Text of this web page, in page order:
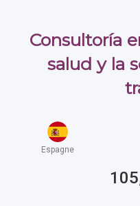
Consultoría
salud y la
Espagne